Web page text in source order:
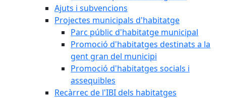
Ajuts i subvencions
Projectes municipals d'habitatge
Parc públic d'habitatge municipal
Promoció d'habitatges destinats a la
gent gran del municipi
Promoció d'habitatges socials i
assequibles
Recàrrec de l'IBI dels habitatges